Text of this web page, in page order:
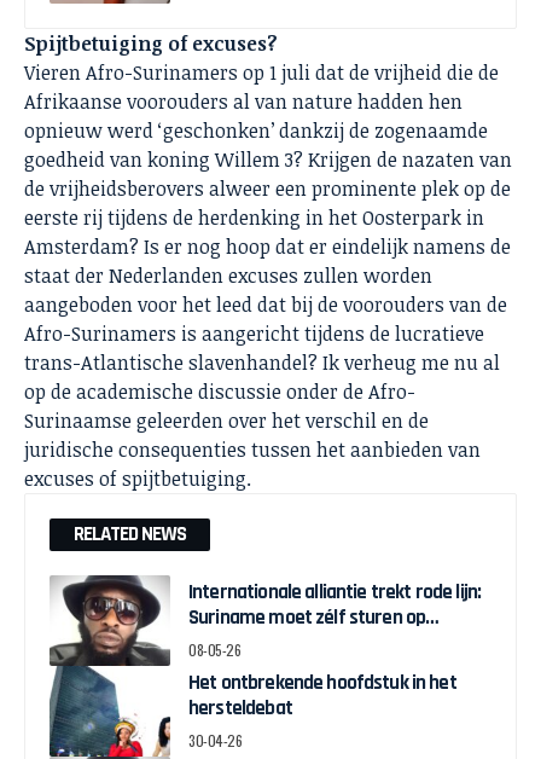
Spijtbetuiging of excuses?
Vieren Afro-Surinamers op 1 juli dat de vrijheid die de
Afrikaanse voorouders al van nature hadden hen
opnieuw werd ‘geschonken’ dankzij de zogenaamde
goedheid van koning Willem 3? Krijgen de nazaten van
de vrijheidsberovers alweer een prominente plek op de
eerste rij tijdens de herdenking in het Oosterpark in
Amsterdam? Is er nog hoop dat er eindelijk namens de
staat der Nederlanden excuses zullen worden
aangeboden voor het leed dat bij de voorouders van de
Afro-Surinamers is aangericht tijdens de lucratieve
trans-Atlantische slavenhandel? Ik verheug me nu al
op de academische discussie onder de Afro-
Surinaamse geleerden over het verschil en de
juridische consequenties tussen het aanbieden van
excuses of spijtbetuiging.
RELATED NEWS
Internationale alliantie trekt rode lijn:
Suriname moet zélf sturen op
herstelgelden
08-05-26
Het ontbrekende hoofdstuk in het
hersteldebat
30-04-26